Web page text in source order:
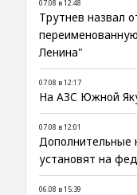
07.08 в 12:48
Трутнев назвал
Ленина"
07.08 в 12:17
На АЗС Южной
07.08 в 12:01
Дополнительные
установят на
06.08 в 15:39